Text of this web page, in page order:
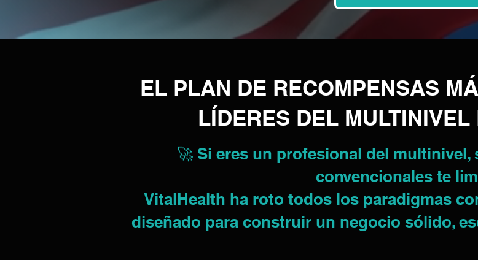
EL PLAN DE RECOMPENSAS
LÍDERES DEL
🚀 Si eres un profesional del multinivel,
convencionales te
VitalHealth ha roto todos los paradigmas
diseñado para construir un negocio sólido,